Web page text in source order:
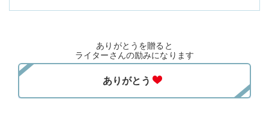
ありがとうを贈ると
ライターさんの励みになります